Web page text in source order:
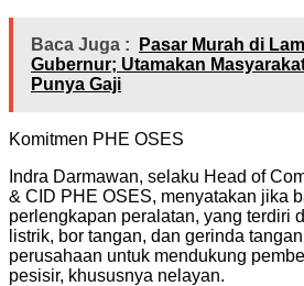
Baca Juga :
Pasar Murah di
Gubernur; Utamakan
Punya Gaji
Komitmen PHE OSES
Indra Darmawan, selaku Head of
& CID PHE OSES, menyatakan jika
perlengkapan peralatan, yang terdiri
listrik, bor tangan, dan gerinda
perusahaan untuk mendukung
pesisir, khususnya nelayan.